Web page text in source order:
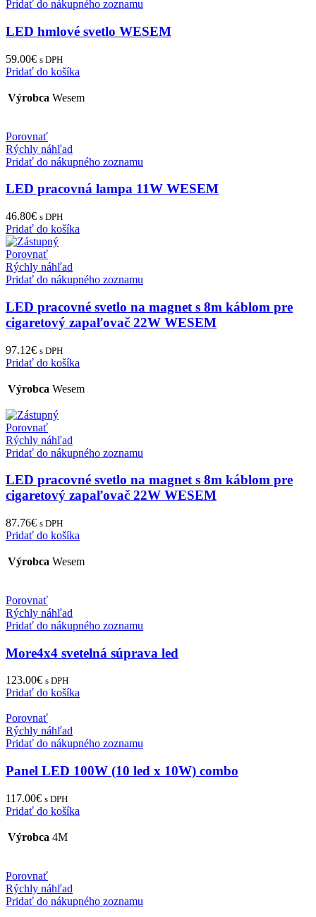
Pridať do nákupného zoznamu
LED hmlové svetlo WESEM
59.00€ s DPH
Pridať do košíka
Výrobca Wesem
Porovnať
Rýchly náhľad
Pridať do nákupného zoznamu
LED pracovná lampa 11W WESEM
46.80€ s DPH
Pridať do košíka
Porovnať
Rýchly náhľad
Pridať do nákupného zoznamu
LED pracovné svetlo na magnet s 8m káblom pre
cigaretový zapaľovač 22W WESEM
97.12€ s DPH
Pridať do košíka
Výrobca Wesem
Porovnať
Rýchly náhľad
Pridať do nákupného zoznamu
LED pracovné svetlo na magnet s 8m káblom pre
cigaretový zapaľovač 22W WESEM
87.76€ s DPH
Pridať do košíka
Výrobca Wesem
Porovnať
Rýchly náhľad
Pridať do nákupného zoznamu
More4x4 svetelná súprava led
123.00€ s DPH
Pridať do košíka
Porovnať
Rýchly náhľad
Pridať do nákupného zoznamu
Panel LED 100W (10 led x 10W) combo
117.00€ s DPH
Pridať do košíka
Výrobca 4M
Porovnať
Rýchly náhľad
Pridať do nákupného zoznamu